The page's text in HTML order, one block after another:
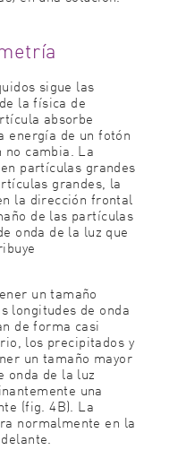
sigue las
la física de
absorbe
energía de un fotón
no cambia. La
partículas grandes
grandes, la
la dirección frontal
de las partículas
onda de la luz que
un tamaño
longitudes de onda
de forma casi
los precipitados y
un tamaño mayor
onda de la luz
una
(fig. 4B). La
normalmente en la